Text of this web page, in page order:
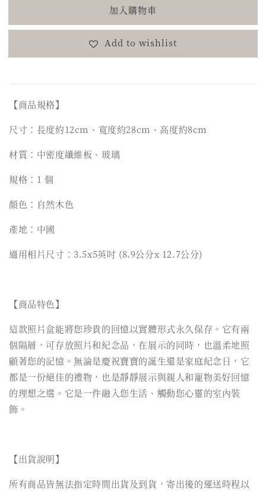
加入購物車
Add to wishlist
【商品規格】
尺寸：長度約12cm、寬度約28cm、高度約8cm
材質：中密度纖維板、玻璃
規格：1 個
顏色：自然木色
產地：中國
適用相片尺寸：3.5x5英吋 (8.9公分x 12.7公分)
【商品特色】
這款照片盒能將您珍貴的回憶以實體形式永久保存。它有兩
個隔層，可存放照片和紀念品，在展示的同時，也溫柔地照
顧著您的記憶。無論是慶祝寶寶的誕生還是家庭紀念日，它
都是一份絕佳的禮物，也是靜靜展示與親人和寵物美好回憶
的理想之選。它是一件融入您生活、觸動您心靈的室內裝
飾。
【出貨說明】
所有商品皆無法指定時間出貨及到貨，寄出後的運送時程以